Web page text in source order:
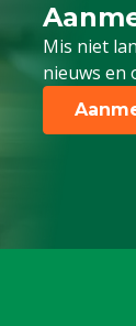
Mis niet
nieuws en
Schrijf je